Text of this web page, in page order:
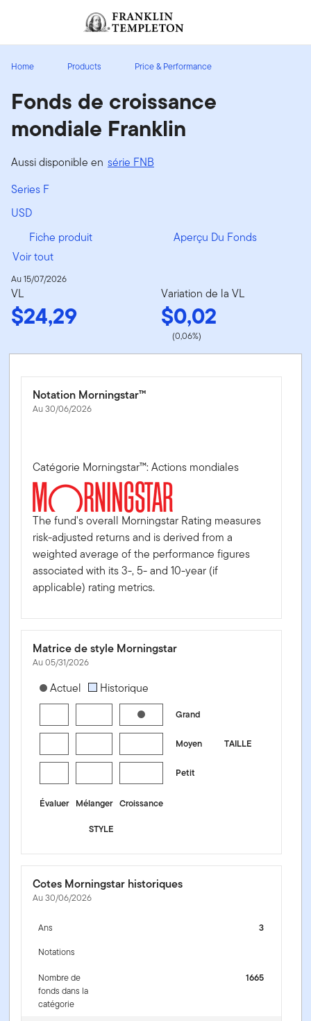
Header menu toggle
Ouverture de session
Home Products Price & Performance
Fonds de croissance
mondiale Franklin
Aussi disponible en série FNB
Series F
USD
Fiche produit
Aperçu Du Fonds
Voir tout
Au 15/07/2026
VL
$24,29
Variation de la VL
$0,02
(0,06%)
Notation Morningstar™
Au 30/06/2026
Catégorie Morningstar™: Actions mondiales
The fund's overall Morningstar Rating measures
risk-adjusted returns and is derived from a
weighted average of the performance figures
associated with its 3-, 5- and 10-year (if
applicable) rating metrics.
Matrice de style Morningstar
Au 05/31/2026
[products.morningstar-stylebox-title-sr-equity]
Actuel Historique
Grand
TAILLE
Moyen
Petit
Évaluer Mélanger Croissance
STYLE
Cotes Morningstar historiques
Au 30/06/2026
Ans
3
Notations
Nombre de
fonds dans la
catégorie
1665